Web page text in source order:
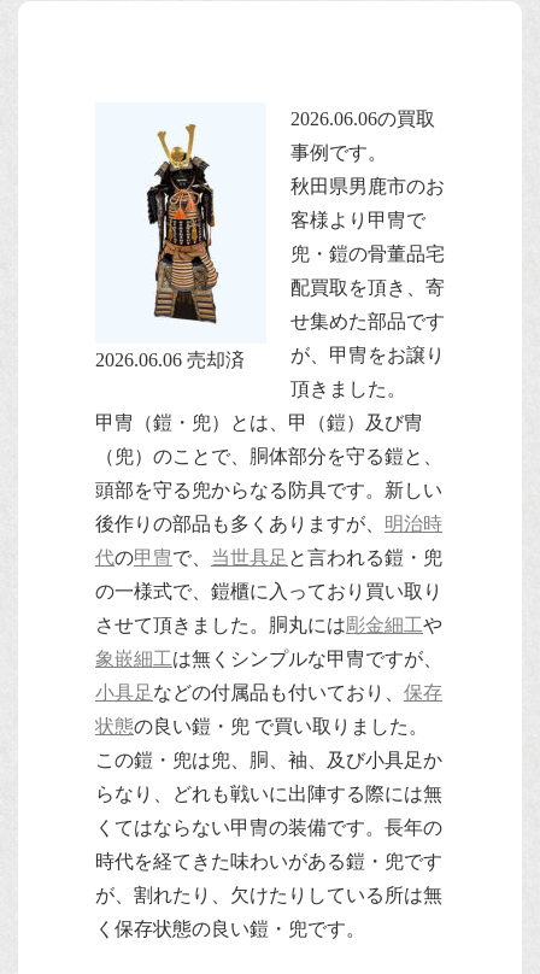
2026.06.06 売却済
2026.06.06の買取
事例です。
秋田県男鹿市のお
客様より甲冑で
兜・鎧の骨董品宅
配買取を頂き、寄
せ集めた部品です
が、甲冑をお譲り
頂きました。
甲冑（鎧・兜）とは、甲（鎧）及び冑
（兜）のことで、胴体部分を守る鎧と、
頭部を守る兜からなる防具です。新しい
後作りの部品も多くありますが、 明治時
代の甲冑で、 当世具足 と言われる鎧・兜
の一様式で、鎧櫃に入っており買い取り
させて頂きました。胴丸には彫金細工や
象嵌細工は無くシンプルな甲冑ですが、
小具足などの付属品も付いており、 保存
状態の良い鎧・兜 で買い取りました。
この鎧・兜は兜、胴、袖、及び小具足か
らなり、どれも戦いに出陣する際には無
くてはならない甲冑の装備です。長年の
時代を経てきた味わいがある鎧・兜です
が、割れたり、欠けたりしている所は無
く保存状態の良い鎧・兜です。